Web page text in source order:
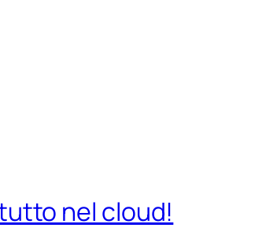
nel cloud!